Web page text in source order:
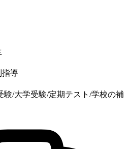
指導
験/大学受験/定期テスト/学校の補